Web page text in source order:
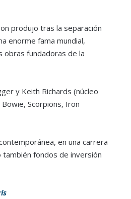
produjo tras la separación
enorme fama mundial,
obras fundadoras de la
y Keith Richards (núcleo
Scorpions, Iron
en una carrera
también fondos de inversión